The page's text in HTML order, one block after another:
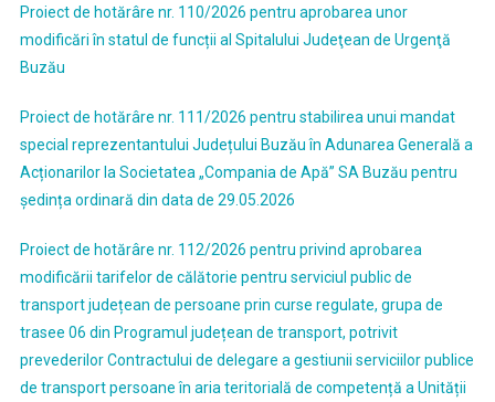
Proiect de hotărâre nr. 110/2026 pentru aprobarea unor
modificări în statul de funcții al Spitalului Judeţean de Urgenţă
Buzău
Proiect de hotărâre nr. 111/2026 pentru stabilirea unui mandat
special reprezentantului Județului Buzău în Adunarea Generală a
Acționarilor la Societatea „Compania de Apă” SA Buzău pentru
ședința ordinară din data de 29.05.2026
Proiect de hotărâre nr. 112/2026 pentru privind aprobarea
modificării tarifelor de călătorie pentru serviciul public de
transport județean de persoane prin curse regulate, grupa de
trasee 06 din Programul județean de transport, potrivit
prevederilor Contractului de delegare a gestiunii serviciilor publice
de transport persoane în aria teritorială de competență a Unității